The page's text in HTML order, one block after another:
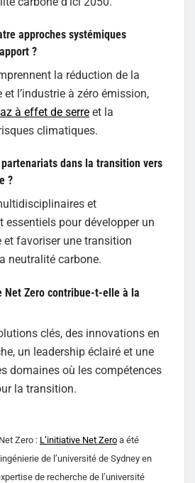
approches systémiques
?
la réduction de la
et l’industrie à zéro émission,
à effet de serre et la
climatiques.
dans la transition vers
?
et
essentiels pour développer un
et favoriser une transition
neutralité carbone.
Net Zero contribue-t-elle à la
clés, des innovations en
un leadership éclairé et une
domaines où les compétences
la transition.
Zero : L’initiative Net Zero a été
de l’université de Sydney en
de recherche de l’université